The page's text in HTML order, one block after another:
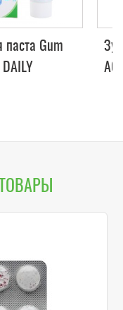
паста Gum